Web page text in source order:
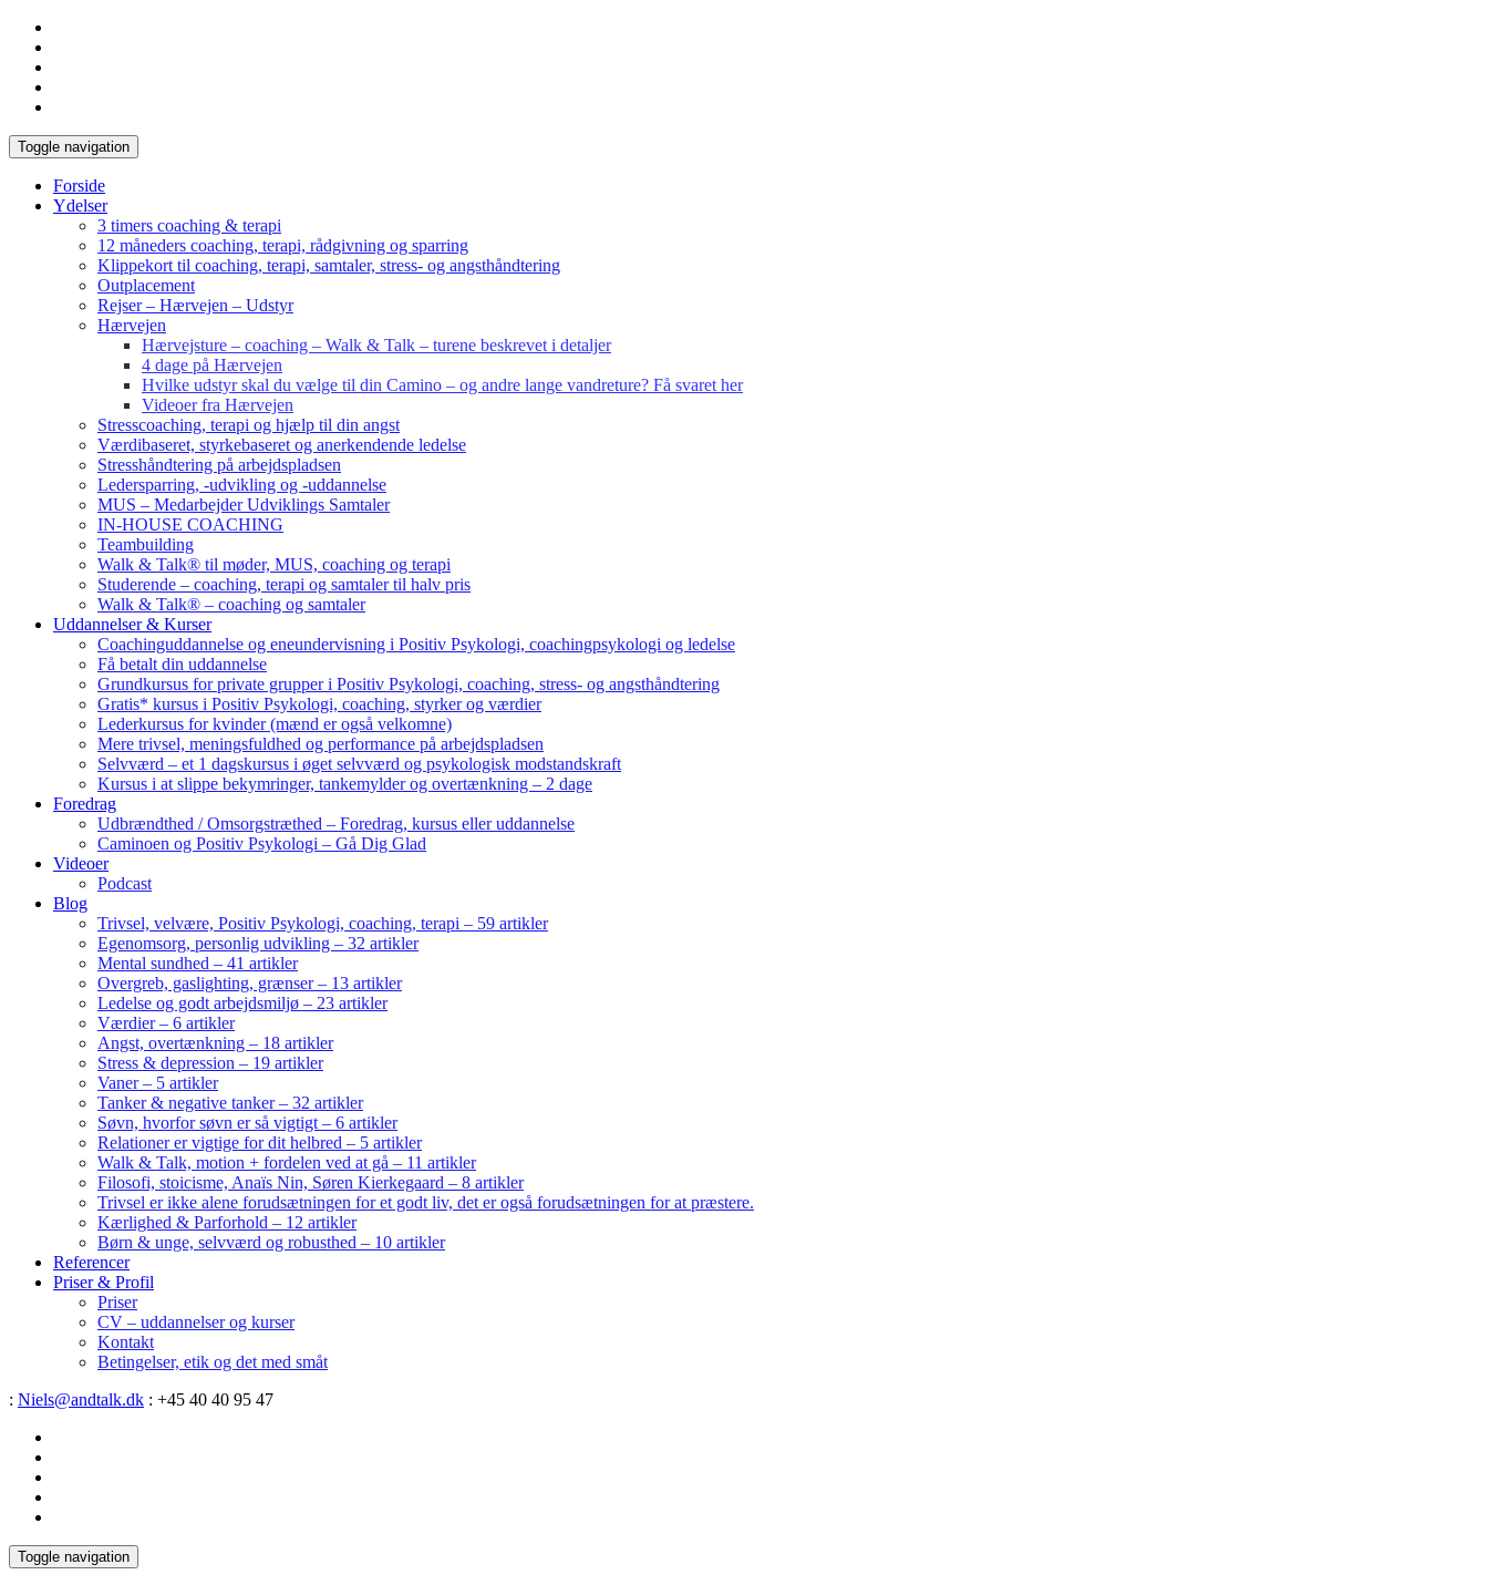
Toggle navigation
Forside
Ydelser
3 timers coaching & terapi
12 måneders coaching, terapi, rådgivning og sparring
Klippekort til coaching, terapi, samtaler, stress- og angsthåndtering
Outplacement
Rejser – Hærvejen – Udstyr
Hærvejen
Hærvejsture – coaching – Walk & Talk – turene beskrevet i detaljer
4 dage på Hærvejen
Hvilke udstyr skal du vælge til din Camino – og andre lange vandreture? Få svaret her
Videoer fra Hærvejen
Stresscoaching, terapi og hjælp til din angst
Værdibaseret, styrkebaseret og anerkendende ledelse
Stresshåndtering på arbejdspladsen
Ledersparring, -udvikling og -uddannelse
MUS – Medarbejder Udviklings Samtaler
IN-HOUSE COACHING
Teambuilding
Walk & Talk® til møder, MUS, coaching og terapi
Studerende – coaching, terapi og samtaler til halv pris
Walk & Talk® – coaching og samtaler
Uddannelser & Kurser
Coachinguddannelse og eneundervisning i Positiv Psykologi, coachingpsykologi og ledelse
Få betalt din uddannelse
Grundkursus for private grupper i Positiv Psykologi, coaching, stress- og angsthåndtering
Gratis* kursus i Positiv Psykologi, coaching, styrker og værdier
Lederkursus for kvinder (mænd er også velkomne)
Mere trivsel, meningsfuldhed og performance på arbejdspladsen
Selvværd – et 1 dagskursus i øget selvværd og psykologisk modstandskraft
Kursus i at slippe bekymringer, tankemylder og overtænkning – 2 dage
Foredrag
Udbrændthed / Omsorgstræthed – Foredrag, kursus eller uddannelse
Caminoen og Positiv Psykologi – Gå Dig Glad
Videoer
Podcast
Blog
Trivsel, velvære, Positiv Psykologi, coaching, terapi – 59 artikler
Egenomsorg, personlig udvikling – 32 artikler
Mental sundhed – 41 artikler
Overgreb, gaslighting, grænser – 13 artikler
Ledelse og godt arbejdsmiljø – 23 artikler
Værdier – 6 artikler
Angst, overtænkning – 18 artikler
Stress & depression – 19 artikler
Vaner – 5 artikler
Tanker & negative tanker – 32 artikler
Søvn, hvorfor søvn er så vigtigt – 6 artikler
Relationer er vigtige for dit helbred – 5 artikler
Walk & Talk, motion + fordelen ved at gå – 11 artikler
Filosofi, stoicisme, Anaïs Nin, Søren Kierkegaard – 8 artikler
Trivsel er ikke alene forudsætningen for et godt liv, det er også forudsætningen for at præstere.
Kærlighed & Parforhold – 12 artikler
Børn & unge, selvværd og robusthed – 10 artikler
Referencer
Priser & Profil
Priser
CV – uddannelser og kurser
Kontakt
Betingelser, etik og det med småt
: Niels@andtalk.dk : +45 40 40 95 47
Toggle navigation